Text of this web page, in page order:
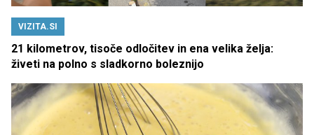
VIZITA.SI
21 kilometrov, tisoče odločitev in ena velika želja:
živeti na polno s sladkorno boleznijo